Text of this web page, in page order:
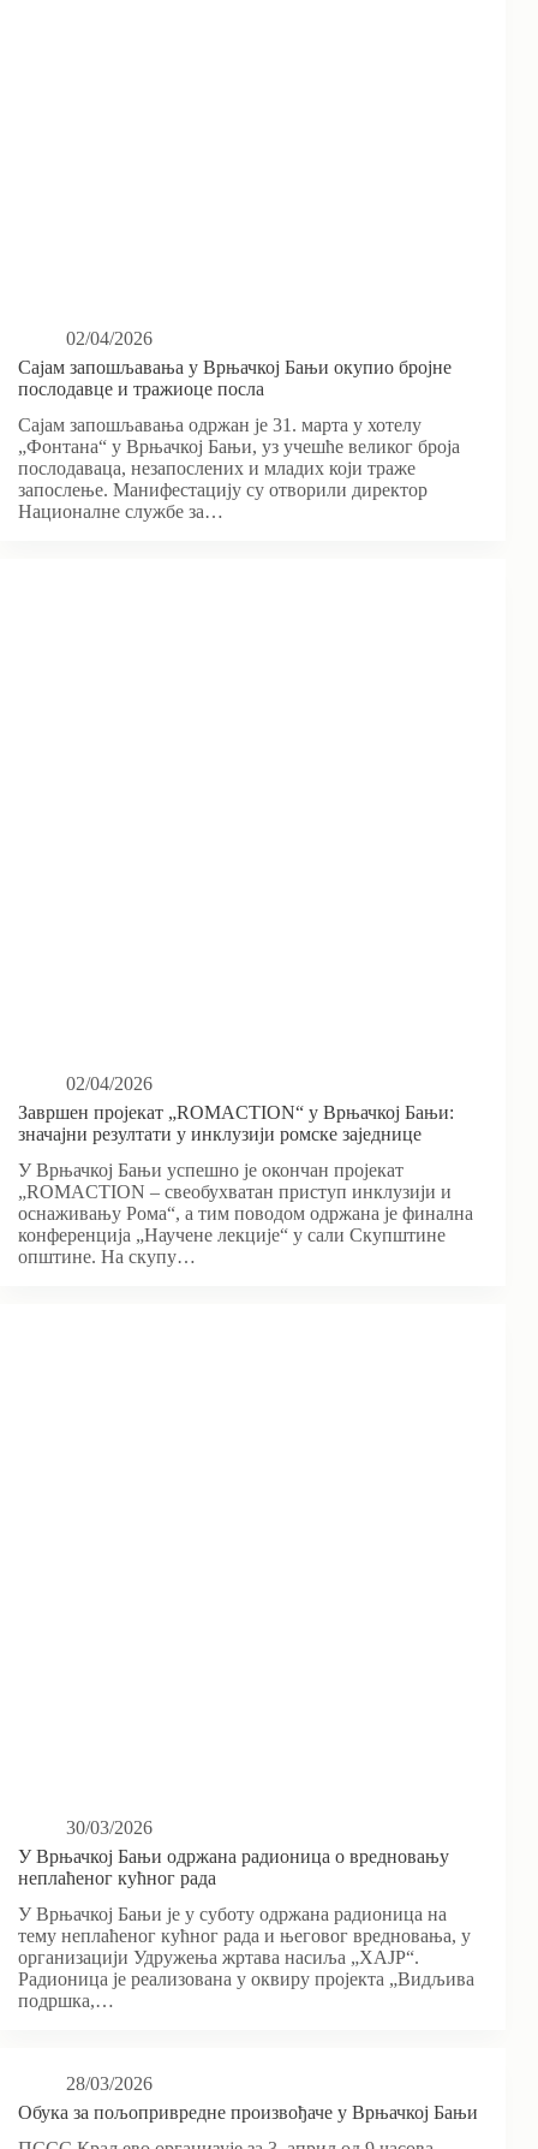
02/04/2026
Сајам запошљавања у Врњачкој Бањи окупио бројне
послодавце и тражиоце посла
Сајам запошљавања одржан је 31. марта у хотелу
„Фонтана“ у Врњачкој Бањи, уз учешће великог броја
послодаваца, незапослених и младих који траже
запослење. Манифестацију су отворили директор
Националне службе за…
02/04/2026
Завршен пројекат „ROMACTION“ у Врњачкој Бањи:
значајни резултати у инклузији ромске заједнице
У Врњачкој Бањи успешно је окончан пројекат
„ROMACTION – свеобухватан приступ инклузији и
оснаживању Рома“, а тим поводом одржана је финална
конференција „Научене лекције“ у сали Скупштине
општине. На скупу…
30/03/2026
У Врњачкој Бањи одржана радионица о вредновању
неплаћеног кућног рада
У Врњачкој Бањи је у суботу одржана радионица на
тему неплаћеног кућног рада и његовог вредновања, у
организацији Удружења жртава насиља „ХАЈР“.
Радионица је реализована у оквиру пројекта „Видљива
подршка,…
28/03/2026
Обука за пољопривредне произвођаче у Врњачкој Бањи